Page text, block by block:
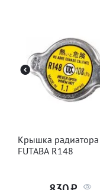
Крышка радиатора
FUTABA R148